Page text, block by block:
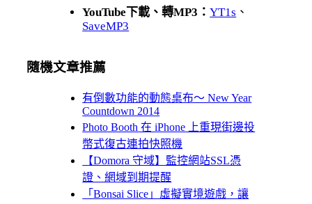
YouTube下載、轉MP3：YT1s 、
SaveMP3
隨機文章推薦
有倒數功能的動態桌布～ New Year
Countdown 2014
Photo Booth 在 iPhone 上重現街邊投
幣式復古連拍快照機
【Domora 守域】監控網站SSL憑
證、網域到期提醒
「Bonsai Slice」虛擬實境遊戲，讓